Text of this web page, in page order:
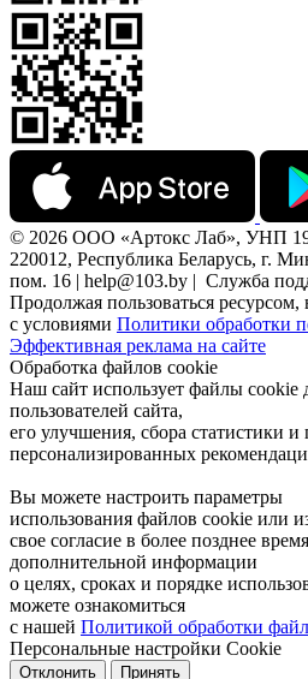
© 2026 ООО «Артокс Лаб», УНП
220012, Республика Беларусь, г.
пом. 16 | help@103.by | Служба
Продолжая пользоваться ресурсом,
с условиями Политики обработки
Эффективная реклама на сайте
Обработка файлов cookie
Наш сайт использует файлы cookie
пользователей сайта,
его улучшения, сбора статистики и
персонализированных
Вы можете настроить параметры
использования файлов cookie или
свое согласие в более позднее
дополнительной информации
о целях, сроках и порядке
можете ознакомиться
с нашей Политикой обработки
Персональные настройки Cookie
Отклонить Принять